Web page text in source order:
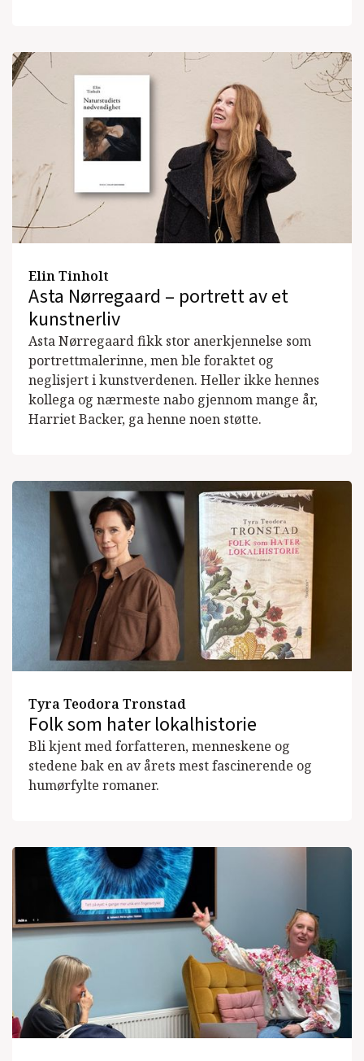
Elin Tinholt
Asta Nørregaard – portrett av et
kunstnerliv
Asta Nørregaard fikk stor anerkjennelse som
portrettmalerinne, men ble foraktet og
neglisjert i kunstverdenen. Heller ikke hennes
kollega og nærmeste nabo gjennom mange år,
Harriet Backer, ga henne noen støtte.
Tyra Teodora Tronstad
Folk som hater lokalhistorie
Bli kjent med forfatteren, menneskene og
stedene bak en av årets mest fascinerende og
humørfylte romaner.